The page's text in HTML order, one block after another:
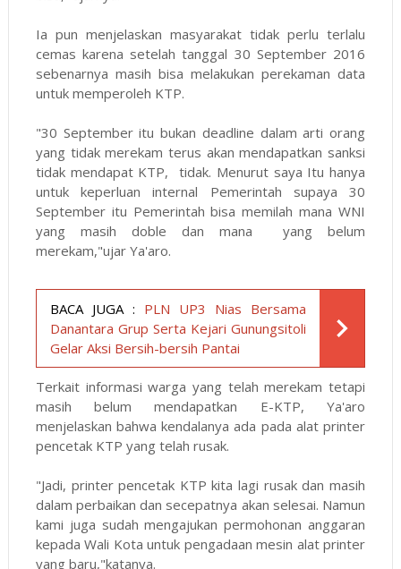
Ia pun menjelaskan masyarakat tidak perlu terlalu
cemas karena setelah tanggal 30 September 2016
sebenarnya masih bisa melakukan perekaman data
untuk memperoleh KTP.
"30 September itu bukan deadline dalam arti orang
yang tidak merekam terus akan mendapatkan sanksi
tidak mendapat KTP, tidak. Menurut saya Itu hanya
untuk keperluan internal Pemerintah supaya 30
September itu Pemerintah bisa memilah mana WNI
yang masih doble dan mana yang belum
merekam,"ujar Ya'aro.
BACA JUGA : PLN UP3 Nias Bersama
Danantara Grup Serta Kejari Gunungsitoli
Gelar Aksi Bersih-bersih Pantai
Terkait informasi warga yang telah merekam tetapi
masih belum mendapatkan E-KTP, Ya'aro
menjelaskan bahwa kendalanya ada pada alat printer
pencetak KTP yang telah rusak.
"Jadi, printer pencetak KTP kita lagi rusak dan masih
dalam perbaikan dan secepatnya akan selesai. Namun
kami juga sudah mengajukan permohonan anggaran
kepada Wali Kota untuk pengadaan mesin alat printer
yang baru,"katanya.